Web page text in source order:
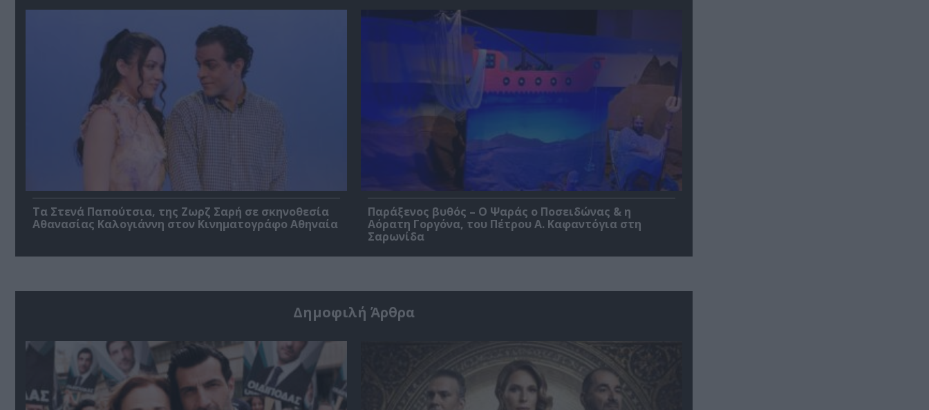
Τα Στενά Παπούτσια, της Ζωρζ Σαρή σε σκηνοθεσία
Αθανασίας Καλογιάννη στον Κινηματογράφο Αθηναία
Παράξενος βυθός – Ο Ψαράς ο Ποσειδώνας & η
Αόρατη Γοργόνα, του Πέτρου Α. Καφαντόγια στη
Σαρωνίδα
Δημοφιλή Άρθρα